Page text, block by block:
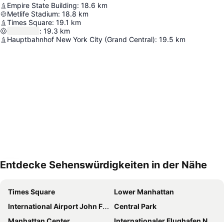
Empire State Building: 18.6 km
Metlife Stadium: 18.8 km
Times Square: 19.1 km
: 19.3 km
Hauptbahnhof New York City (Grand Central): 19.5 km
Entdecke Sehenswürdigkeiten in der Nähe
Times Square
Lower Manhattan
International Airport John F. Kennedy
Central Park